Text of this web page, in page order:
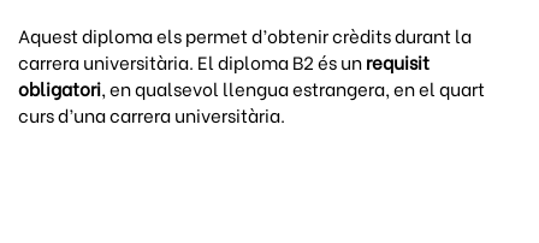
Aquest diploma els permet d’obtenir crèdits durant la
carrera universitària. El diploma B2 és unrequisit
obligatori, en qualsevol llengua estrangera, en el quart
curs d’una carrera universitària.